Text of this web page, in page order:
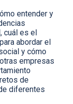
entender y
cuál es el
abordar el
y cómo
empresas
de
diferentes